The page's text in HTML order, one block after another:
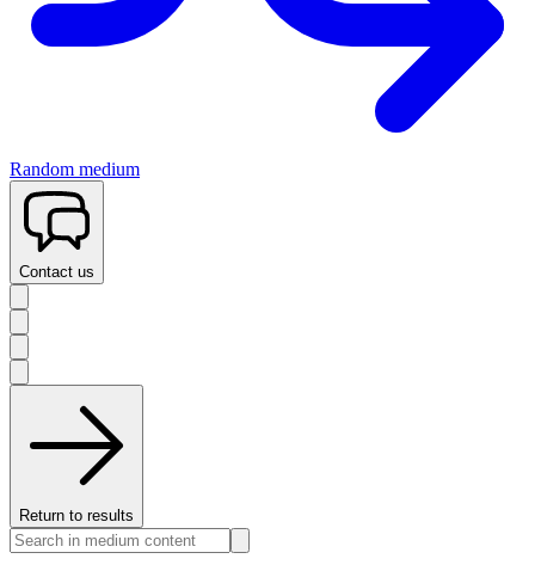
Random medium
Contact us
Return to results